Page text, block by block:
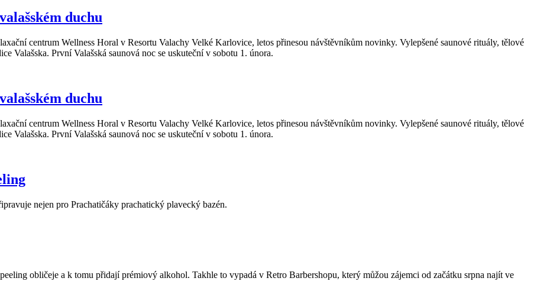
duchu
centrum Wellness Horal v Resortu Valachy Velké Karlovice, letos přinesou návštěvníkům novinky. Vylepšené saunové rituály, tělové
Valašska. První Valašská saunová noc se uskuteční v sobotu 1. února.
duchu
centrum Wellness Horal v Resortu Valachy Velké Karlovice, letos přinesou návštěvníkům novinky. Vylepšené saunové rituály, tělové
Valašska. První Valašská saunová noc se uskuteční v sobotu 1. února.
nejen pro Prachatičáky prachatický plavecký bazén.
obličeje a k tomu přidají prémiový alkohol. Takhle to vypadá v Retro Barbershopu, který můžou zájemci od začátku srpna najít ve